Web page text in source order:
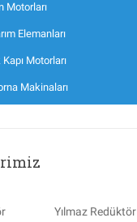
Motorları
Elemanları
Motorları
Makinaları
Yılmaz Redüktör